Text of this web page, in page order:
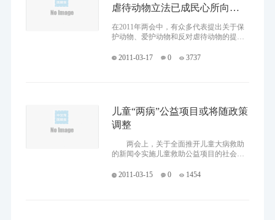
虐待动物立法已成民心所向
（图）
在2011年两会中，有众多代表提出关于保
护动物、爱护动物和反对虐待动物的提
烈，表示支持。在社会上虐待动物现象层
2011-03-17 0 3737
儿童“两病”公益项目或将随政策
调整
两会上，关于全面推开儿童大病救助
的新闻令实施儿童救助公益项目的社会组
竺在两会上答记者问时表示，今年儿童“两
2011-03-15 0 1454